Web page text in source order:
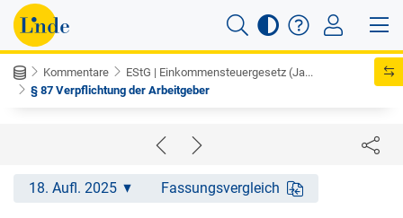
Kommentare
EStG | Einkommensteuergesetz (Ja...
§ 87 Verpflichtung der Arbeitgeber
18. Aufl. 2025 Fassungsvergleich